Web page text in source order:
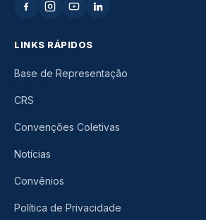
LINKS RÁPIDOS
Base de Representação
CRS
Convenções Coletivas
Notícias
Convênios
Política de Privacidade